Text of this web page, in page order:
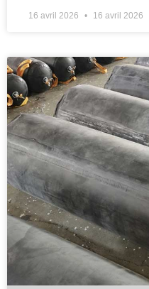
16 avril 2026 16 avril 2026